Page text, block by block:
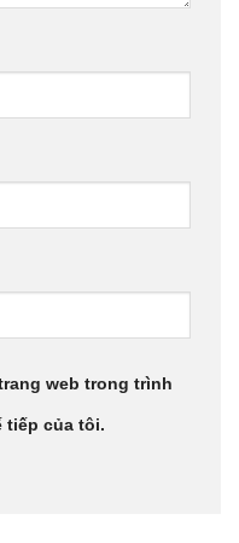
web trong trình
tiếp của tôi.